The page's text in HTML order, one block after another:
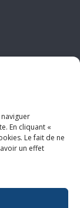
En cliquant «
Le fait de ne
un effet